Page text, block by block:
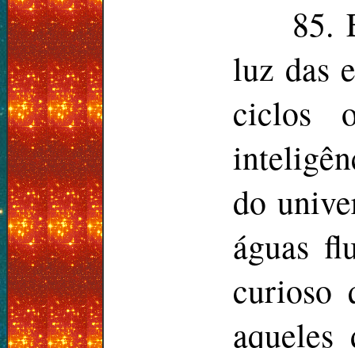
85.
luz das
ciclos
do
águas
curioso